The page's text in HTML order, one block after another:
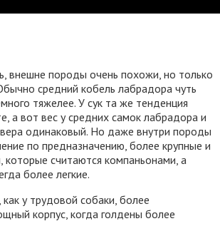
внешне породы очень похожи, но только
средний кобель лабрадора чуть
тяжелее. У сук та же тенденция
а вот вес у средних самок лабрадора и
одинаковый. Но даже внутри породы
по предназначению, более крупные и
которые считаются компаньонами, а
более легкие.
у трудовой собаки, более
корпус, когда голдены более